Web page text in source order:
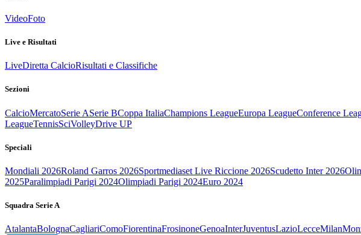
VideoFoto
Live e Risultati
LiveDiretta CalcioRisultati e Classifiche
Sezioni
CalcioMercatoSerie ASerie BCoppa ItaliaChampions LeagueEuropa LeagueConference
LeagueTennisSciVolleyDrive UP
Speciali
Mondiali 2026Roland Garros 2026Sportmediaset Live Riccione 2026Scudetto Inter 2026
2025Paralimpiadi Parigi 2024Olimpiadi Parigi 2024Euro 2024
Squadra Serie A
AtalantaBolognaCagliariComoFiorentinaFrosinoneGenoaInterJuventusLazioLecceMilan